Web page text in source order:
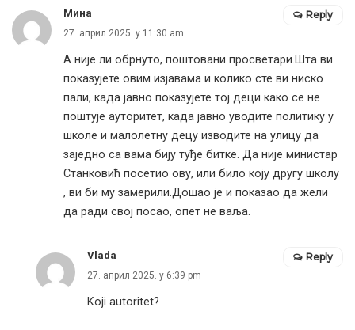
Мина
27. април 2025. у 11:30 am
А није ли обрнуто, поштовани просветари.Шта ви
показујете овим изјавама и колико сте ви ниско
пали, када јавно показујете тој деци како се не
поштује ауторитет, када јавно уводите политику у
школе и малолетну децу изводите на улицу да
заједно са вама бију туђе битке. Да није министар
Станковић посетио ову, или било коју другу школу
, ви би му замерили.Дошао је и показао да жели
да ради свој посао, опет не ваља.
Reply
Vlada
27. април 2025. у 6:39 pm
Koji autoritet?
Reply